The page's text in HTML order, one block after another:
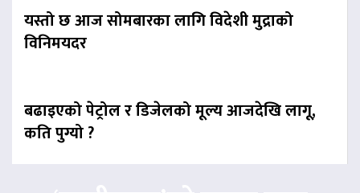
यस्तो छ आज सोमबारका लागि विदेशी मुद्राको
विनिमयदर
बढाइएको पेट्रोल र डिजेलको मूल्य आजदेखि लागू,
कति पुग्यो ?